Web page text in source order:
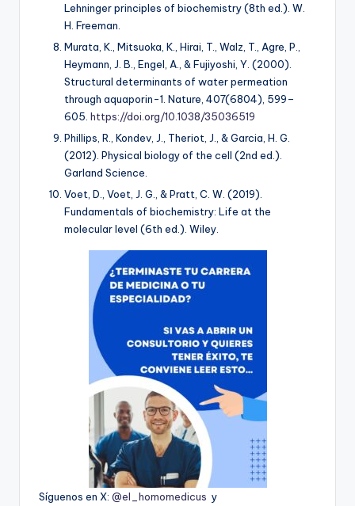
Lehninger principles of biochemistry (8th ed.). W.
H. Freeman.
Murata, K., Mitsuoka, K., Hirai, T., Walz, T., Agre, P.,
Heymann, J. B., Engel, A., & Fujiyoshi, Y. (2000).
Structural determinants of water permeation
through aquaporin-1. Nature, 407(6804), 599–
605. https://doi.org/10.1038/35036519
Phillips, R., Kondev, J., Theriot, J., & Garcia, H. G.
(2012). Physical biology of the cell (2nd ed.).
Garland Science.
Voet, D., Voet, J. G., & Pratt, C. W. (2019).
Fundamentals of biochemistry: Life at the
molecular level (6th ed.). Wiley.
Síguenos en X: @el_homomedicus y